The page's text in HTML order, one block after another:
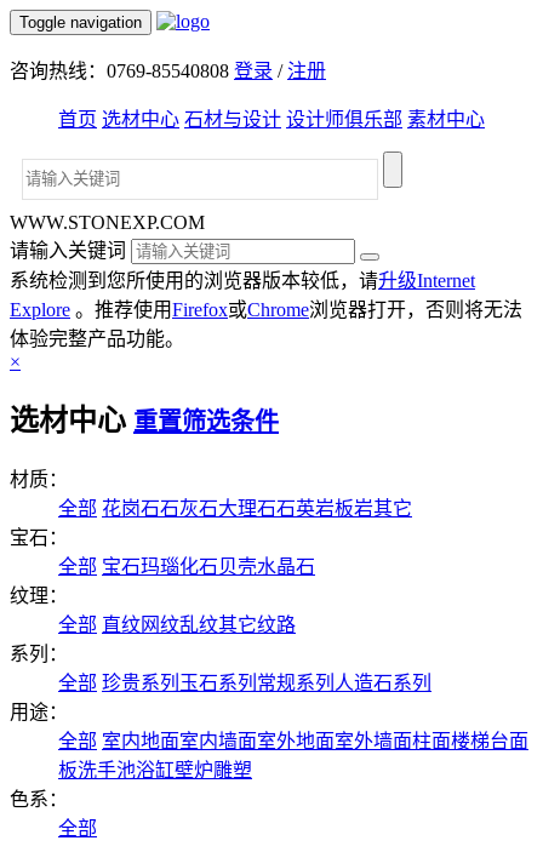
Toggle navigation
咨询热线：0769-85540808 登录 /注册
首页 选材中心 石材与设计 设计师俱乐部 素材中心
WWW.STONEXP.COM
请输入关键词
系统检测到您所使用的浏览器版本较低，请升级Internet
Explore 。推荐使用Firefox或Chrome浏览器打开，否则将无法
体验完整产品功能。
×
选材中心 重置筛选条件
材质：
全部 花岗石石灰石大理石石英岩板岩其它
宝石：
全部 宝石玛瑙化石贝壳水晶石
纹理：
全部 直纹网纹乱纹其它纹路
系列：
全部 珍贵系列 玉石系列 常规系列 人造石系列
用途：
全部 室内地面室内墙面室外地面室外墙面柱面楼梯台面
板洗手池浴缸壁炉雕塑
色系：
全部